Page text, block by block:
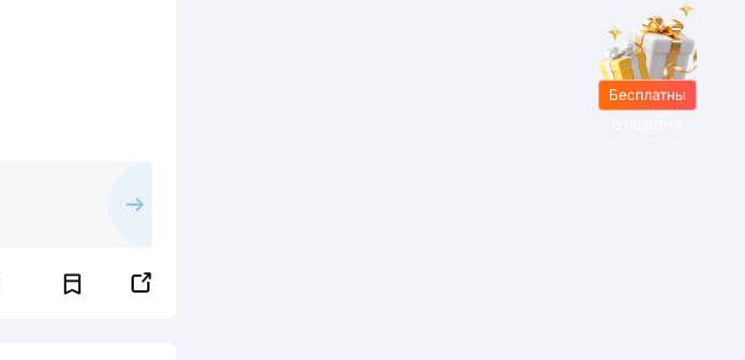

Бесплатны